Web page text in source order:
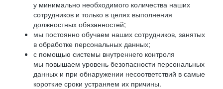
у минимально необходимого количества наших
сотрудников и только в целях выполнения
должностных обязанностей;
мы постоянно обучаем наших сотрудников, занятых
в обработке персональных данных;
с помощью системы внутреннего контроля
мы повышаем уровень безопасности персональных
данных и при обнаружении несоответствий в самые
короткие сроки устраняем их причины.